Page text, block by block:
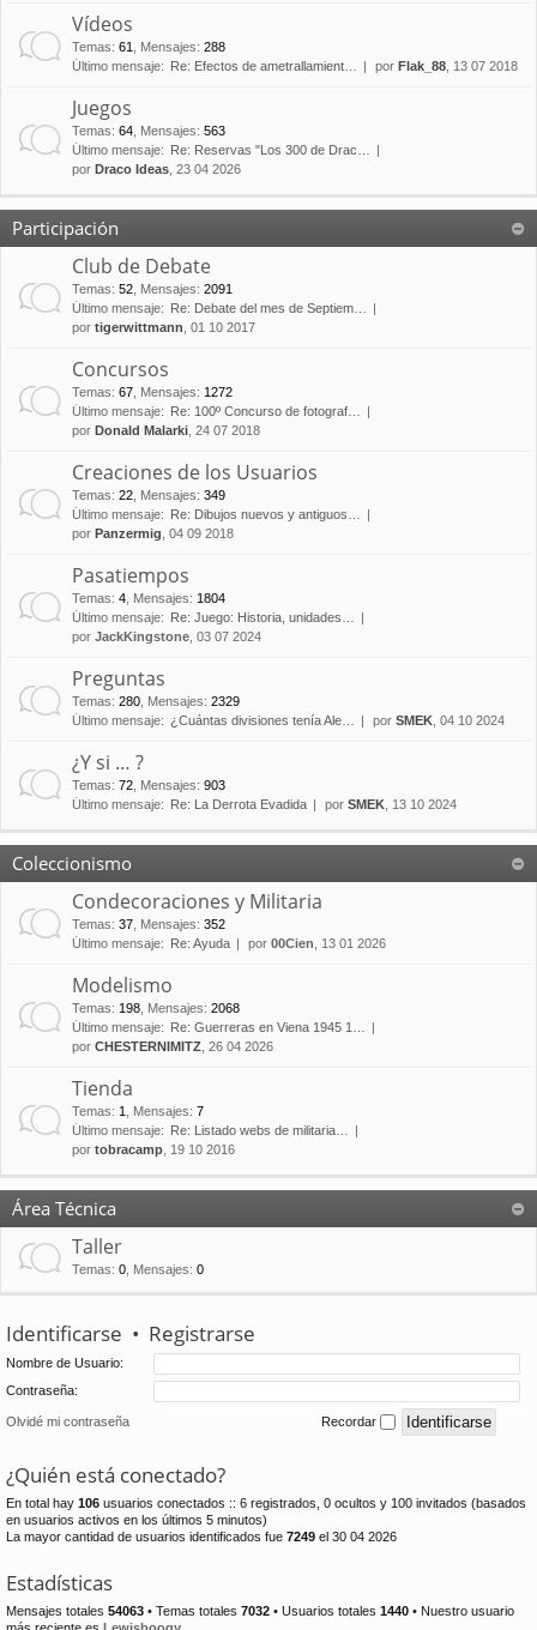
Vídeos
Temas: 61 Mensajes: 288
Último mensaje:
Re: Efectos de ametrallamient… por Flak_88 , 13 07 2018
Juegos
Temas: 64 Mensajes: 563
Último mensaje:
Re: Reservas "Los 300 de Drac…
por Draco Ideas , 23 04 2026
Participación
Club de Debate
Temas: 52 Mensajes: 2091
Último mensaje:
Re: Debate del mes de Septiem…
por tigerwittmann , 01 10 2017
Concursos
Temas: 67 Mensajes: 1272
Último mensaje:
Re: 100º Concurso de fotograf…
por Donald Malarki , 24 07 2018
Creaciones de los Usuarios
Temas: 22 Mensajes: 349
Último mensaje:
Re: Dibujos nuevos y antiguos…
por Panzermig , 04 09 2018
Pasatiempos
Temas: 4 Mensajes: 1804
Último mensaje:
Re: Juego: Historia, unidades…
por JackKingstone , 03 07 2024
Preguntas
Temas: 280 Mensajes: 2329
Último mensaje: ¿Cuántas divisiones tenía Ale… por SMEK , 04 10 2024
¿Y si … ?
Temas: 72 Mensajes: 903
Último mensaje:
Re: La Derrota Evadida por SMEK , 13 10 2024
Coleccionismo
Condecoraciones y Militaria
Temas: 37 Mensajes: 352
Último mensaje:
Re: Ayuda por 00Cien , 13 01 2026
Modelismo
Temas: 198 Mensajes: 2068
Último mensaje:
Re: Guerreras en Viena 1945 1…
por CHESTERNIMITZ , 26 04 2026
Tienda
Temas: 1 Mensajes: 7
Último mensaje:
Re: Listado webs de militaria…
por tobracamp , 19 10 2016
Área Técnica
Taller
Temas: 0 Mensajes: 0
Identificarse • Registrarse
Nombre de Usuario:
Contraseña:
Olvidé mi contraseña Recordar
¿Quién está conectado?
En total hay 106 usuarios conectados :: 6 registrados, 0 ocultos y 100 invitados (basados
en usuarios activos en los últimos 5 minutos)
La mayor cantidad de usuarios identificados fue 7249 el 30 04 2026
Estadísticas
Mensajes totales 54063 • Temas totales 7032 • Usuarios totales 1440 • Nuestro usuario